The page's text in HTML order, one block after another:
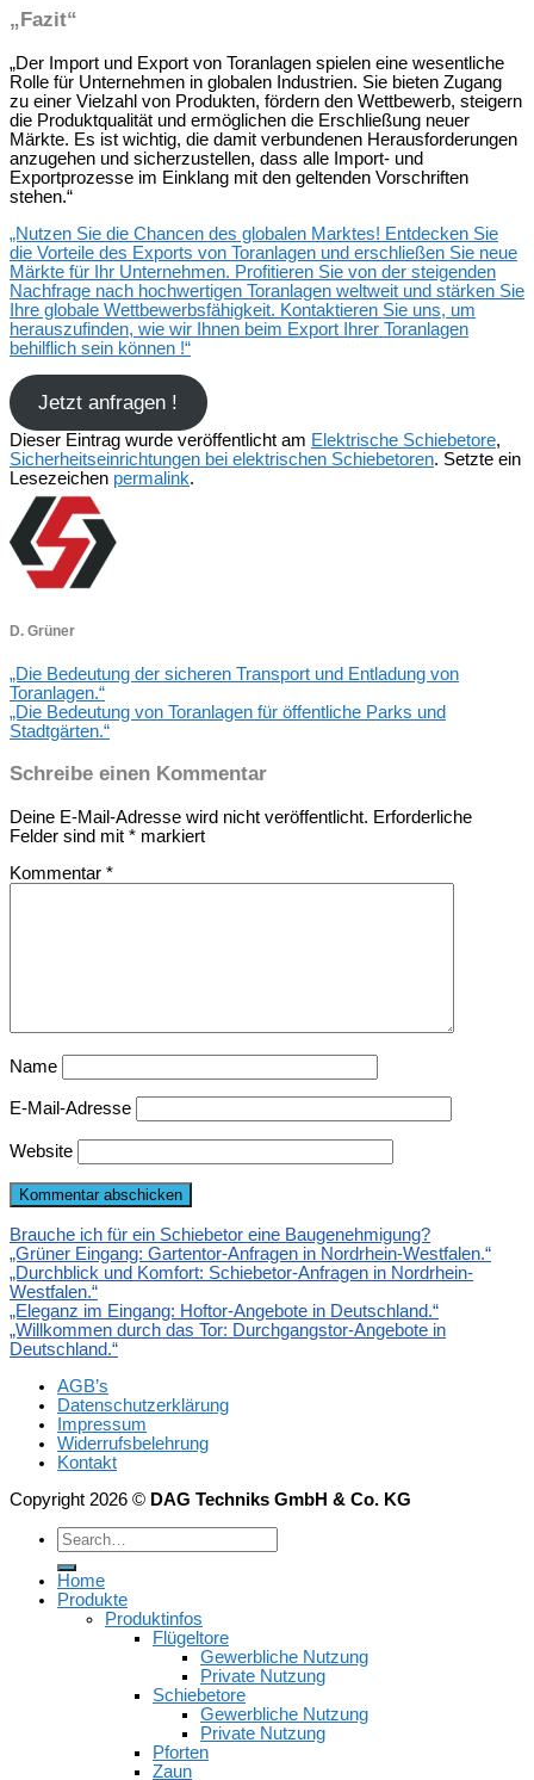
„Fazit“
„Der Import und Export von Toranlagen spielen eine wesentliche
Rolle für Unternehmen in globalen Industrien. Sie bieten Zugang
zu einer Vielzahl von Produkten, fördern den Wettbewerb, steigern
die Produktqualität und ermöglichen die Erschließung neuer
Märkte. Es ist wichtig, die damit verbundenen Herausforderungen
anzugehen und sicherzustellen, dass alle Import- und
Exportprozesse im Einklang mit den geltenden Vorschriften
stehen.“
„Nutzen Sie die Chancen des globalen Marktes! Entdecken Sie
die Vorteile des Exports von Toranlagen und erschließen Sie neue
Märkte für Ihr Unternehmen. Profitieren Sie von der steigenden
Nachfrage nach hochwertigen Toranlagen weltweit und stärken Sie
Ihre globale Wettbewerbsfähigkeit. Kontaktieren Sie uns, um
herauszufinden, wie wir Ihnen beim Export Ihrer Toranlagen
behilflich sein können !“
Jetzt anfragen !
Dieser Eintrag wurde veröffentlicht am Elektrische Schiebetore,
Sicherheitseinrichtungen bei elektrischen Schiebetoren. Setzte ein
Lesezeichen permalink.
D. Grüner
„Die Bedeutung der sicheren Transport und Entladung von
Toranlagen.“
„Die Bedeutung von Toranlagen für öffentliche Parks und
Stadtgärten.“
Schreibe einen Kommentar
Deine E-Mail-Adresse wird nicht veröffentlicht. Erforderliche
Felder sind mit * markiert
Kommentar *
Name
E-Mail-Adresse
Website
Brauche ich für ein Schiebetor eine Baugenehmigung?
„Grüner Eingang: Gartentor-Anfragen in Nordrhein-Westfalen.“
„Durchblick und Komfort: Schiebetor-Anfragen in Nordrhein-
Westfalen.“
„Eleganz im Eingang: Hoftor-Angebote in Deutschland.“
„Willkommen durch das Tor: Durchgangstor-Angebote in
Deutschland.“
AGB’s
Datenschutzerklärung
Impressum
Widerrufsbelehrung
Kontakt
Copyright 2026 © DAG Techniks GmbH & Co. KG
Home
Produkte
Produktinfos
Flügeltore
Gewerbliche Nutzung
Private Nutzung
Schiebetore
Gewerbliche Nutzung
Private Nutzung
Pforten
Zaun